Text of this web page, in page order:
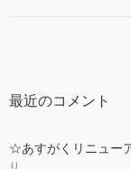
最近のコメント
☆あすがくリニュー
り